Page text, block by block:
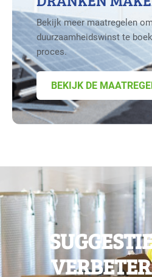
Bekijk meer maatregelen
duurzaamheidswinst te
proces.
BEKIJK DE